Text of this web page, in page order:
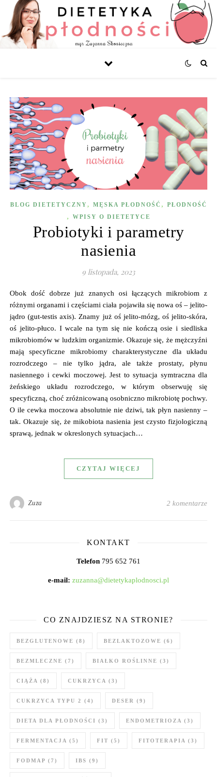
BLOG DIETETYCZNY , MĘSKA PŁODNOŚĆ , PŁODNOŚĆ
, WPISY O DIETETYCE
Probiotyki i parametry
nasienia
9 listopada, 2023
Obok dość dobrze już znanych osi łączących mikrobiom z
różnymi organami i częściami ciała pojawiła się nowa oś – jelito-
jądro (gut-testis axis). Znamy już oś jelito-mózg, oś jelito-skóra,
oś jelito-płuco. I wcale na tym się nie kończą osie i siedliska
mikrobiomów w ludzkim organizmie. Okazuje się, że mężczyźni
mają specyficzne mikrobiomy charakterystyczne dla układu
rozrodczego – nie tylko jądra, ale także prostaty, płynu
nasiennego i cewki moczowej. Jest to sytuacja symtraczna dla
żeńskiego układu rozrodczego, w którym obserwuję się
specyficzną, choć zróżnicowaną osobniczno mikrobiotę pochwy.
O ile cewka moczowa absolutnie nie dziwi, tak płyn nasienny –
tak. Okazuje się, że mikobiota nasienia jest czysto fizjologiczną
sprawą, jednak w okreslonych sytuacjach…
CZYTAJ WIĘCEJ
Zuza 2 komentarze
KONTAKT
Telefon 795 652 761
e-mail: zuzanna@dietetykaplodnosci.pl
CO ZNAJDZIESZ NA STRONIE?
BEZGLUTENOWE (8) BEZLAKTOZOWE (6)
BEZMLECZNE (7) BIAŁKO ROŚLINNE (3)
CIĄŻA (8) CUKRZYCA (3)
CUKRZYCA TYPU 2 (4) DESER (9)
DIETA DLA PŁODNOŚCI (3) ENDOMETRIOZA (3)
FERMENTACJA (5) FIT (5) FITOTERAPIA (3)
FODMAP (7) IBS (9)